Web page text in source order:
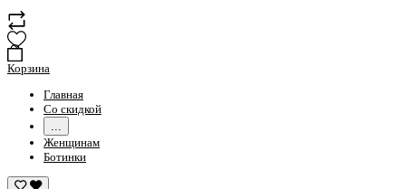
Корзина
Главная
Со скидкой
...
Женщинам
Ботинки